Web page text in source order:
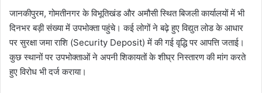
जानकीपुरम, गोमतीनगर के विभूतिखंड और अमौसी स्थित बिजली कार्यालयों में भी
दिनभर बड़ी संख्या में उपभोक्ता पहुंचे। कई लोगों ने बढ़े हुए विद्युत लोड के आधार
पर सुरक्षा जमा राशि (Security Deposit) में की गई वृद्धि पर आपत्ति जताई।
कुछ स्थानों पर उपभोक्ताओं ने अपनी शिकायतों के शीघ्र निस्तारण की मांग करते
हुए विरोध भी दर्ज कराया।